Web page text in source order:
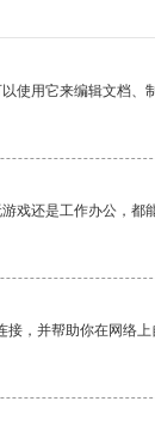
使用它来编辑文档、
戏还是工作办公，都
，并帮助你在网络上